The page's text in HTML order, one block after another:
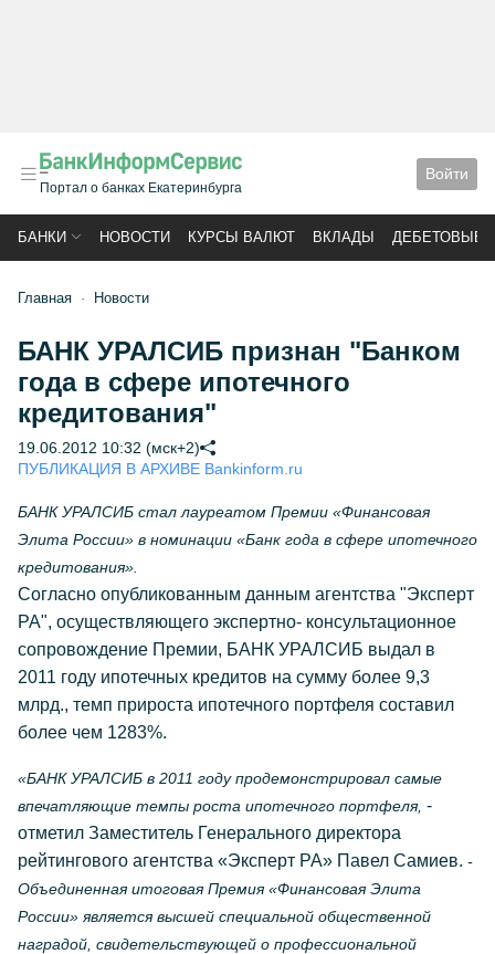
Портал о банках Екатеринбурга
Войти
БАНКИ НОВОСТИ КУРСЫ ВАЛЮТ ВКЛАДЫ ДЕБЕТОВЫЕ
Главная Новости
БАНК УРАЛСИБ признан "Банком
года в сфере ипотечного
кредитования"
19.06.2012 10:32 (мск+2)
ПУБЛИКАЦИЯ В АРХИВЕ Bankinform.ru
БАНК УРАЛСИБ стал лауреатом Премии «Финансовая
Элита России» в номинации «Банк года в сфере ипотечного
кредитования».
Согласно опубликованным данным агентства "Эксперт
РА", осуществляющего экспертно- консультационное
сопровождение Премии, БАНК УРАЛСИБ выдал в
2011 году ипотечных кредитов на сумму более 9,3
млрд., темп прироста ипотечного портфеля составил
более чем 1283%.
«БАНК УРАЛСИБ в 2011 году продемонстрировал самые
впечатляющие темпы роста ипотечного портфеля, -
отметил Заместитель Генерального директора
рейтингового агентства «Эксперт РА» Павел Самиев. -
Объединенная итоговая Премия «Финансовая Элита
России» является высшей специальной общественной
наградой, свидетельствующей о профессиональной